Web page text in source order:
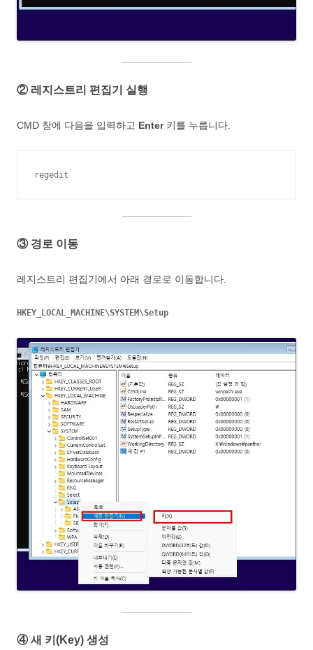
② 레지스트리 편집기 실행
CMD 창에 다음을 입력하고 Enter키를 누릅니다.
③ 경로 이동
레지스트리 편집기에서 아래 경로로 이동합니다.
HKEY_LOCAL_MACHINE\SYSTEM\Setup
④ 새 키(Key) 생성